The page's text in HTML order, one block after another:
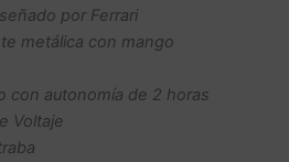
por Ferrari
metálica con mango
con autonomía de 2 horas
Voltaje